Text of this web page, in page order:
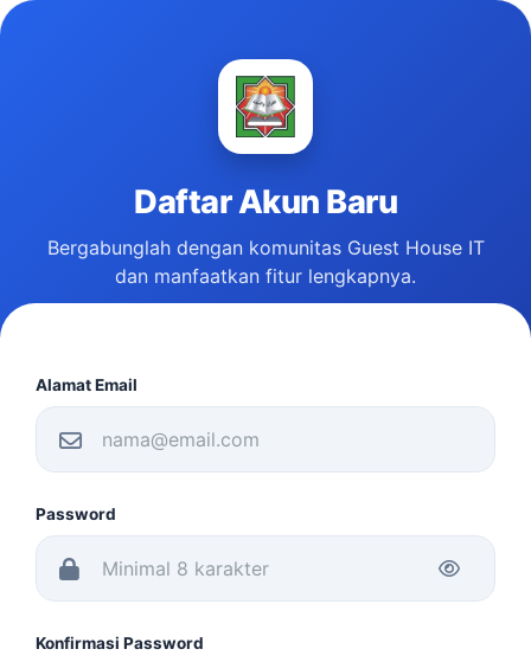
Daftar Akun Baru
Bergabunglah dengan komunitas Guest House IT
dan manfaatkan fitur lengkapnya.
Alamat Email
Password
Konfirmasi Password